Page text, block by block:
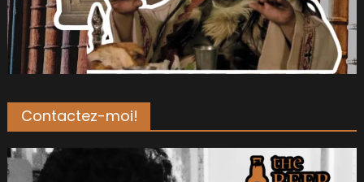
Contactez-moi!